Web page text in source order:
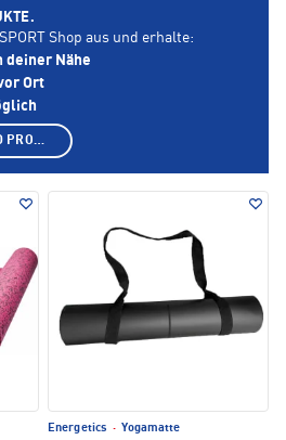
Energetics · Yogamatte
Shop aus und erhalte:
deiner Nähe
Ort
SHOP AUSWÄHLEN UND PRODUKTE ANZEIGEN